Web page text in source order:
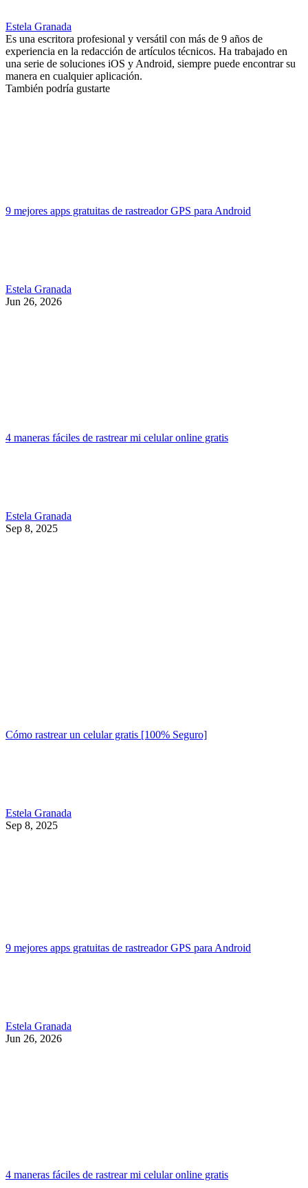
Estela Granada
Es una escritora profesional y versátil con más de 9 años de
experiencia en la redacción de artículos técnicos. Ha trabajado en
una serie de soluciones iOS y Android, siempre puede encontrar su
manera en cualquier aplicación.
También podría gustarte
9 mejores apps gratuitas de rastreador GPS para Android
Estela Granada
Jun 26, 2026
4 maneras fáciles de rastrear mi celular online gratis
Estela Granada
Sep 8, 2025
Cómo rastrear un celular gratis [100% Seguro]
Estela Granada
Sep 8, 2025
9 mejores apps gratuitas de rastreador GPS para Android
Estela Granada
Jun 26, 2026
4 maneras fáciles de rastrear mi celular online gratis